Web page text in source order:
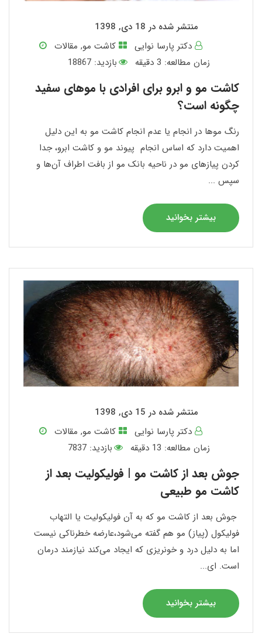
منتشر شده در 18 دی, 1398
دکتر پارسا نوایی
کاشت مو, مقالات
زمان مطالعه: 3 دقیقه بازدید: 18867
کاشت مو و ابرو برای افرادی با موهای سفید
چگونه است؟
رنگ موها در انجام یا عدم انجام کاشت مو به این دلیل
اهمیت دارد که اساس انجام پیوند مو و کاشت ابرو، جدا
کردن پیازهای مو در ناحیه بانک مو از بافت اطراف آن‌ها و
سپس ...
بیشتر بخوانید
منتشر شده در 15 دی, 1398
دکتر پارسا نوایی
کاشت مو, مقالات
زمان مطالعه: 13 دقیقه بازدید: 7837
جوش بعد از کاشت مو | فولیکولیت بعد از
کاشت مو طبیعی
جوش بعد از کاشت مو که به آن فولیکولیت یا التهاب
فولیکول (پیاز) مو هم گفته می‌شود،عارضه خطرناکی نیست
اما به دلیل درد و خونریزی که ایجاد می‌کند نیازمند درمان
است. ای...
بیشتر بخوانید